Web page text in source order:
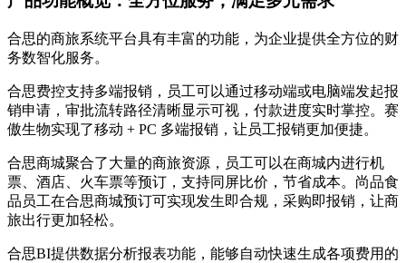
合思的商旅系统平台具有丰富的功能，为企业提供全方位的财
务数智化服务。
合思费控支持多端报销，员工可以通过移动端或电脑端发起报
销申请，审批流转路径清晰显示可视，付款进度实时掌控。赛
傲生物实现了移动 + PC 多端报销，让员工报销更加便捷。
合思商城聚合了大量的商旅资源，员工可以在商城内进行机
票、酒店、火车票等预订，支持同屏比价，节省成本。尚品食
品员工在合思商城预订可实现发生即合规，采购即报销，让商
旅出行更加轻松。
合思BI提供数据分析报表功能，能够自动快速生成各项费用的